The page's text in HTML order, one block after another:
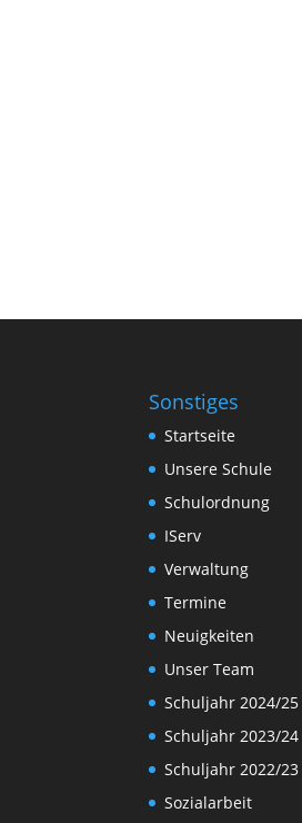
Sonstiges
Startseite
Unsere Schule
Schulordnung
IServ
Verwaltung
Termine
Neuigkeiten
Unser Team
Schuljahr 2024/25
Schuljahr 2023/24
Schuljahr 2022/23
Sozialarbeit